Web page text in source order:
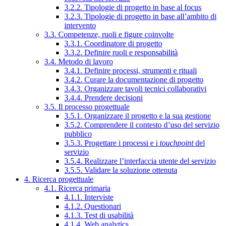
3.2.2. Tipologie di progetto in base al focus
3.2.3. Tipologie di progetto in base all’ambito di
intervento
3.3. Competenze, ruoli e figure coinvolte
3.3.1. Coordinatore di progetto
3.3.2. Definire ruoli e responsabilità
3.4. Metodo di lavoro
3.4.1. Definire processi, strumenti e rituali
3.4.2. Curare la documentazione di progetto
3.4.3. Organizzare tavoli tecnici collaborativi
3.4.4. Prendere decisioni
3.5. Il processo progettuale
3.5.1. Organizzare il progetto e la sua gestione
3.5.2. Comprendere il contesto d’uso del servizio
pubblico
3.5.3. Progettare i processi e i touchpointdel
servizio
3.5.4. Realizzare l’interfaccia utente del servizio
3.5.5. Validare la soluzione ottenuta
4. Ricerca progettuale
4.1. Ricerca primaria
4.1.1. Interviste
4.1.2. Questionari
4.1.3. Test di usabilità
4.1.4. Web analytics